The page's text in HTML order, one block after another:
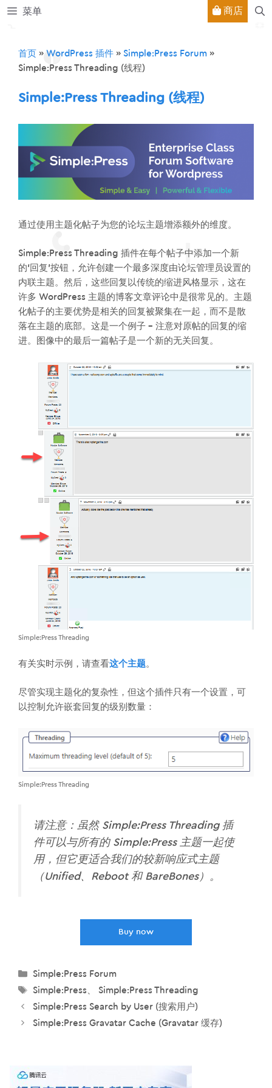
跳
菜单 商店
首页 » WordPress 插件 » Simple:Press Forum »
Simple:Press Threading (线程)
Simple:Press Threading (线程)
通过使用主题化帖子为您的论坛主题增添额外的维度。
Simple:Press Threading 插件在每个帖子中添加一个新
的‘回复’按钮，允许创建一个最多深度由论坛管理员设置的
内联主题。然后，这些回复以传统的缩进风格显示，这在
许多 WordPress 主题的博客文章评论中是很常见的。主题
化帖子的主要优势是相关的回复被聚集在一起，而不是散
落在主题的底部。这是一个例子 – 注意对原帖的回复的缩
进。图像中的最后一篇帖子是一个新的无关回复。
Simple:Press Threading
有关实时示例，请查看这个主题。
尽管实现主题化的复杂性，但这个插件只有一个设置，可
以控制允许嵌套回复的级别数量：
Simple:Press Threading
请注意：虽然 Simple:Press Threading 插
件可以与所有的 Simple:Press 主题一起使
用，但它更适合我们的较新响应式主题
（Unified、Reboot 和 BareBones）。
Buy now
分
类
Simple:Press Forum
标
签
Simple:Press
Simple:Press Threading
Simple:Press Search by User (搜索用户)
Simple:Press Gravatar Cache (Gravatar 缓存)